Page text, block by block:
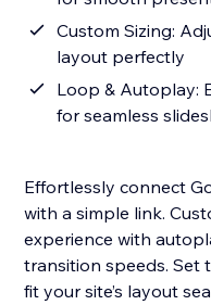
Custom Sizing:
layout perfectly
Loop & Autoplay:
for seamless
Effortlessly connect
with a simple link.
experience with
transition speeds. Set
fit your site’s layout